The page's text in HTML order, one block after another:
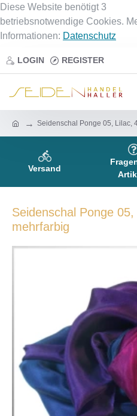
Diese Website benötigt 3
betriebsnotwendige Cookies.
Informationen: Datenschutz
LOGIN REGISTER
Seidenschal Ponge 05, Lilac,
Versand
Seidenschal Ponge
mehrfarbig